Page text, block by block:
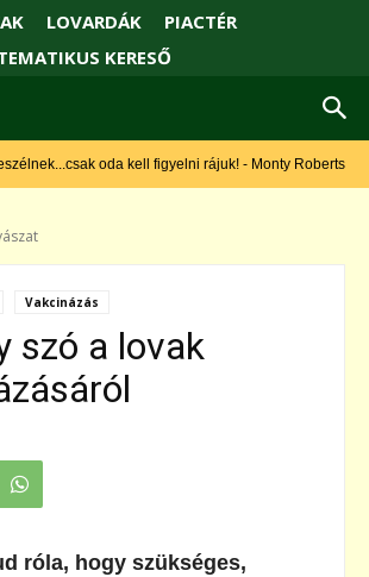
LOVARDÁK
PIACTÉR
KERESŐ
oda kell figyelni rájuk! - Monty Roberts
Vakcinázás
szó a lovak
róla, hogy szükséges,